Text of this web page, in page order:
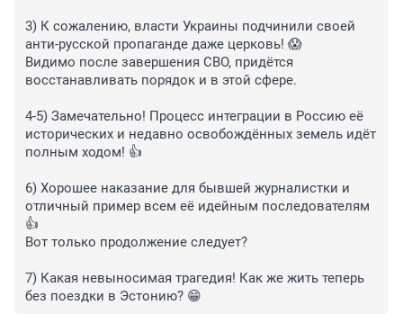
3) К сожалению, власти Украины подчинили своей
анти-русской пропаганде даже церковь! 😱
Видимо после завершения СВО, придётся
восстанавливать порядок и в этой сфере.
4-5) Замечательно! Процесс интеграции в Россию её
исторических и недавно освобождённых земель идёт
полным ходом! 👍
6) Хорошее наказание для бывшей журналистки и
отличный пример всем её идейным последователям
👍
Вот только продолжение следует?
7) Какая невыносимая трагедия! Как же жить теперь
без поездки в Эстонию? 😁